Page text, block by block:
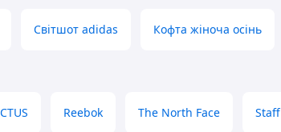
Світшот adidas Кофта жіноча осінь
Reebok The North Face Staff